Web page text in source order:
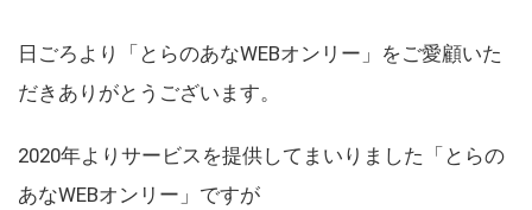
日ごろより「とらのあなWEBオンリー」をご愛顧いた
だきありがとうございます。
2020年よりサービスを提供してまいりました「とらの
あなWEBオンリー」ですが